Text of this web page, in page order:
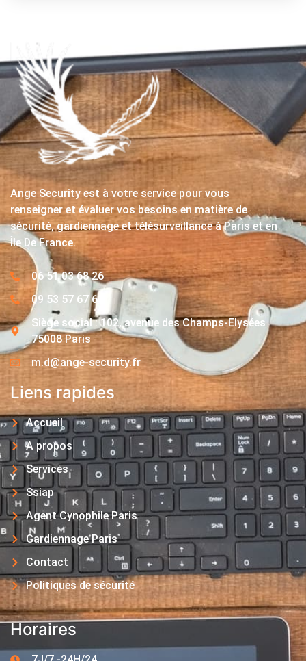
Ange Security est à votre service pour vous
renseigner et évaluer vos besoins en matière de
sécurité, gardiennage et télésurveillance à Paris et en
Île De France.
06 51 03 68 26
09 53 57 67 63
Siège social : 102, avenue des Champs-Elysées
75008 Paris
m.d@ange-security.fr
Liens rapides
Accueil
A propos
Services
Ssiap
Agent Cynophile Paris
Gardiennage Paris
Contact
Politiques de sécurité
Horaires